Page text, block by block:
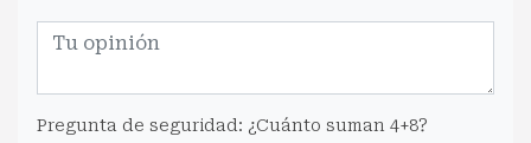
Pregunta de seguridad: ¿Cuánto suman 4+8?